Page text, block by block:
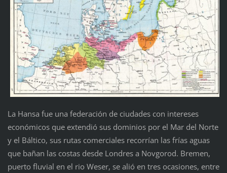
La Hansa fue una federación de ciudades con intereses
económicos que extendió sus dominios por el Mar del Norte
y el Báltico, sus rutas comerciales recorrían las frías aguas
que bañan las costas desde Londres a Novgorod. Bremen,
puerto fluvial en el rio Weser, se alió en tres ocasiones, entre